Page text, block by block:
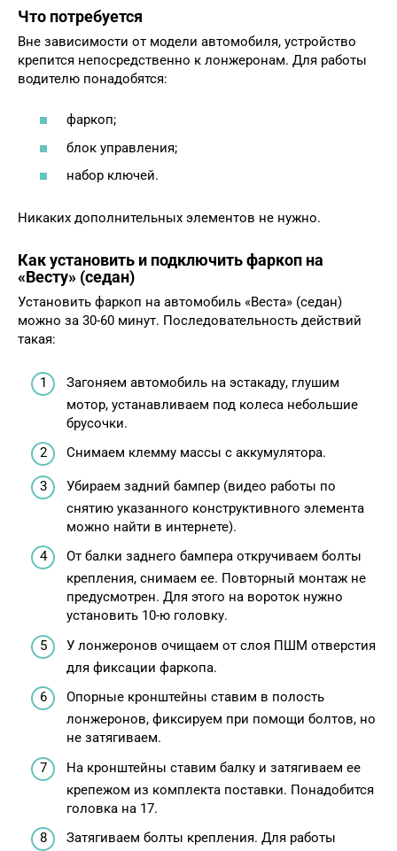
Что потребуется
Вне зависимости от модели автомобиля, устройство
крепится непосредственно к лонжеронам. Для работы
водителю понадобятся:
фаркоп;
блок управления;
набор ключей.
Никаких дополнительных элементов не нужно.
Как установить и подключить фаркоп на
«Весту» (седан)
Установить фаркоп на автомобиль «Веста» (седан)
можно за 30-60 минут. Последовательность действий
такая:
Загоняем автомобиль на эстакаду, глушим
мотор, устанавливаем под колеса небольшие
брусочки.
Снимаем клемму массы с аккумулятора.
Убираем задний бампер (видео работы по
снятию указанного конструктивного элемента
можно найти в интернете).
От балки заднего бампера откручиваем болты
крепления, снимаем ее. Повторный монтаж не
предусмотрен. Для этого на вороток нужно
установить 10-ю головку.
У лонжеронов очищаем от слоя ПШМ отверстия
для фиксации фаркопа.
Опорные кронштейны ставим в полость
лонжеронов, фиксируем при помощи болтов, но
не затягиваем.
На кронштейны ставим балку и затягиваем ее
крепежом из комплекта поставки. Понадобится
головка на 17.
Затягиваем болты крепления. Для работы